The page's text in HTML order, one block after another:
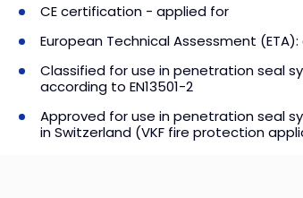
CE certification - applied for
European Technical Assessment
Classified for use in penetration seal
according to EN13501-2
Approved for use in penetration seal
in Switzerland (VKF fire protection